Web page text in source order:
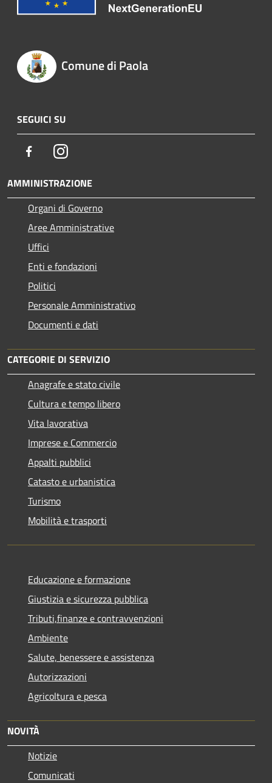
Comune di Paola
SEGUICI SU
FacebookInstagram
AMMINISTRAZIONE
Organi di Governo
Aree Amministrative
Uffici
Enti e fondazioni
Politici
Personale Amministrativo
Documenti e dati
CATEGORIE DI SERVIZIO
Anagrafe e stato civile
Cultura e tempo libero
Vita lavorativa
Imprese e Commercio
Appalti pubblici
Catasto e urbanistica
Turismo
Mobilità e trasporti
Educazione e formazione
Giustizia e sicurezza pubblica
Tributi,finanze e contravvenzioni
Ambiente
Salute, benessere e assistenza
Autorizzazioni
Agricoltura e pesca
NOVITÀ
Notizie
Comunicati